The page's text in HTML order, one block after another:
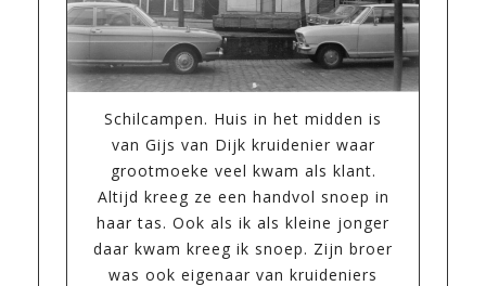
Schilcampen. Huis in het midden is
van Gijs van Dijk kruidenier waar
grootmoeke veel kwam als klant.
Altijd kreeg ze een handvol snoep in
haar tas. Ook als ik als kleine jonger
daar kwam kreeg ik snoep. Zijn broer
was ook eigenaar van kruideniers